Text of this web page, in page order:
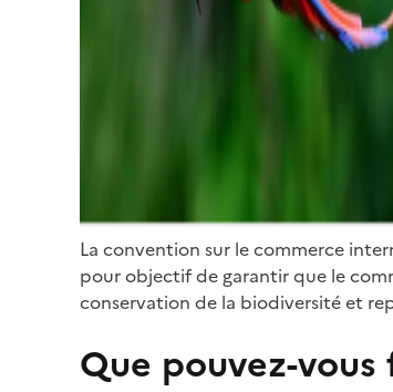
La convention sur le commerce
pour objectif de garantir que le
conservation de la biodiversité et
Que pouvez-